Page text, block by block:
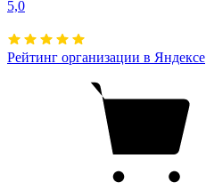
5,0
Рейтинг организации в Яндексе